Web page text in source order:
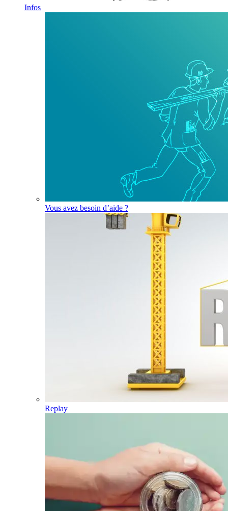
Infos
Vous avez besoin d’aide ?
Replay